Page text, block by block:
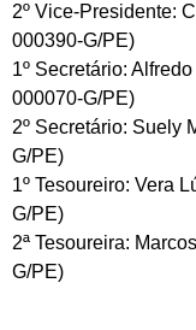
2º Vice-Presidente:
000390-G/PE)
1º Secretário:
000070-G/PE)
2º Secretário: Suely
G/PE)
1º Tesoureiro: Vera
G/PE)
2ª Tesoureira:
G/PE)